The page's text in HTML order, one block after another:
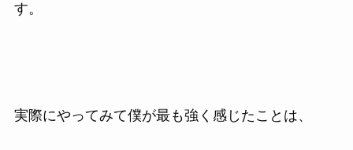
す。
実際にやってみて僕が最も強く感じたことは、